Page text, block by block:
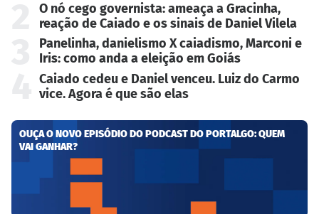
O nó cego governista: ameaça a Gracinha,
reação de Caiado e os sinais de Daniel Vilela
Panelinha, danielismo X caiadismo, Marconi e
Iris: como anda a eleição em Goiás
Caiado cedeu e Daniel venceu. Luiz do Carmo
vice. Agora é que são elas
OUÇA O NOVO EPISÓDIO DO PODCAST DO PORTALGO: QUEM
VAI GANHAR?